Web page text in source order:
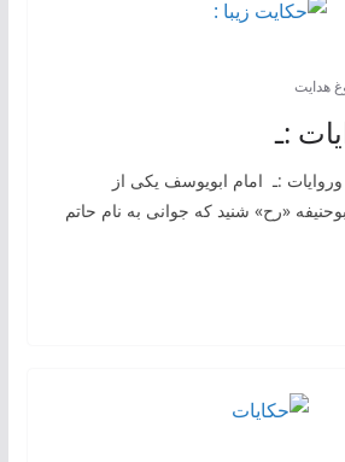
هدایت
:ـ
وروایات :ـ امام ابویوسف یکی از
«رح» شنید که جوانی به نام حاتم